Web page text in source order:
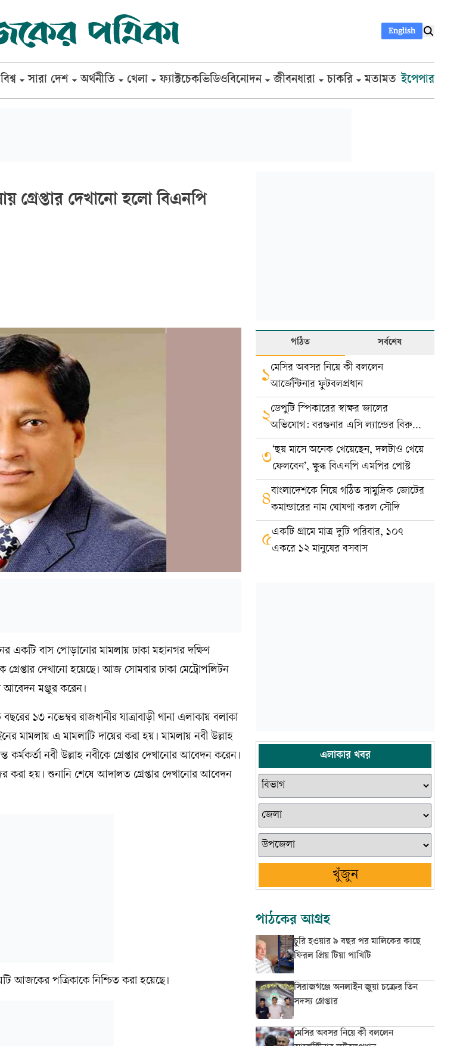
English
বিশ্ব সারা দেশ অর্থনীতি খেলা ফ্যাক্টচেকভিডিওবিনোদন জীবনধারা চাকরি মতামত ইপেপার
গ্রেপ্তার দেখানো হলো বিএনপি
একটি বাস পোড়ানোর মামলায় ঢাকা মহানগর দক্ষিণ
গ্রেপ্তার দেখানো হয়েছে। আজ সোমবার ঢাকা মেট্রোপলিটন
আবেদন মঞ্জুর করেন।
১৩ নভেম্বর রাজধানীর যাত্রাবাড়ী থানা এলাকায় বলাকা
মামলায় এ মামলাটি দায়ের করা হয়। মামলায় নবী উল্লাহ
নবী উল্লাহ নবীকে গ্রেপ্তার দেখানোর আবেদন করেন।
করা হয়। শুনানি শেষে আদালত গ্রেপ্তার দেখানোর আবেদন
আজকের পত্রিকাকে নিশ্চিত করা হয়েছে।
পঠিত সর্বশেষ
১মেসির অবসর নিয়ে কী বললেন
আর্জেন্টিনার ফুটবলপ্রধান
২ডেপুটি স্পিকারের স্বাক্ষর জালের
অভিযোগ: বরগুনার এসি ল্যান্ডের বিরুদ্ধে
মামলা
৩‘ছয় মাসে অনেক খেয়েছেন, দলটাও খেয়ে
ফেলবেন’, ক্ষুব্ধ বিএনপি এমপির পোস্ট
৪বাংলাদেশকে নিয়ে গঠিত সামুদ্রিক জোটের
কমান্ডারের নাম ঘোষণা করল সৌদি
৫একটি গ্রামে মাত্র দুটি পরিবার, ১০৭
একরে ১২ মানুষের বসবাস
এলাকার খবর
খুঁজুন
পাঠকের আগ্রহ
চুরি হওয়ার ৯ বছর পর মালিকের কাছে
ফিরল প্রিয় টিয়া পাখিটি
সিরাজগঞ্জে অনলাইন জুয়া চক্রের তিন
সদস্য গ্রেপ্তার
মেসির অবসর নিয়ে কী বললেন